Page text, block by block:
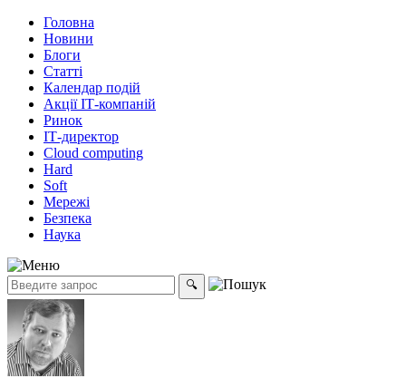
Головна
Новини
Блоги
Статті
Календар подій
Акції ІТ-компаній
Ринок
ІТ-директор
Cloud computing
Hard
Soft
Мережі
Безпека
Наука